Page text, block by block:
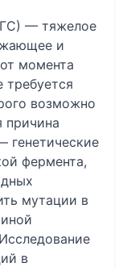
— тяжелое
и
момента
возможно
причина
генетические
фермента,
мутации в
в